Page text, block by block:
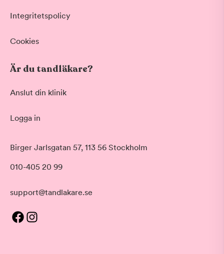
Integritetspolicy
Cookies
Är du tandläkare?
Anslut din klinik
Logga in
Birger Jarlsgatan 57, 113 56 Stockholm
010-405 20 99
support@tandlakare.se